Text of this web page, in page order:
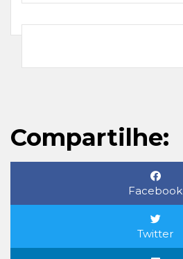
Compartilhe:
Facebook
Twitter